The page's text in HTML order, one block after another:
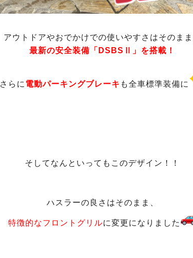
アウトドアやおでかけでの使いやすさはそのまま
最新の安全装備「DSBSⅡ」を搭載！
さらに 電動パーキングブレーキ も全車標準装備に
そしてなんといってもこのデザイン！！
ハスラーの良さはそのまま、
特徴的なフロントグリルに変更になりました